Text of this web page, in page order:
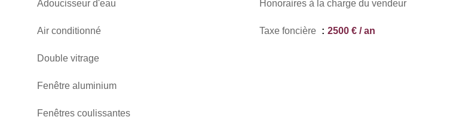
Adoucisseur d'eau
Air conditionné
Double vitrage
Fenêtre aluminium
Fenêtres coulissantes
Honoraires à la charge du vendeur
Taxe foncière 2500 € / an